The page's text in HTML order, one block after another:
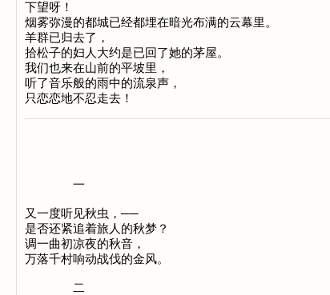
下望呀！
烟雾弥漫的都城已经都埋在暗光布满的云幕里。
羊群已归去了，
拾松子的妇人大约是已回了她的茅屋。
我们也来在山前的平坡里，
听了音乐般的雨中的流泉声，
只恋恋地不忍走去！
一
又一度听见秋虫，──
是否还紧追着旅人的秋梦？
调一曲初凉夜的秋音，
万落千村响动战伐的金风。
二